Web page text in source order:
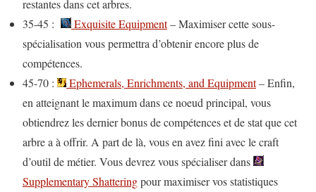
restantes dans cet arbres.
35-45 :
Exquisite Equipment– Maximiser cette sous-
spécialisation vous permettra d’obtenir encore plus de
compétences.
45-70 :
Ephemerals, Enrichments, and Equipment– Enfin,
en atteignant le maximum dans ce noeud principal, vous
obtiendrez les dernier bonus de compétences et de stat que cet
arbre a à offrir. A part de là, vous en avez fini avec le craft
d’outil de métier. Vous devrez vous spécialiser dans
Supplementary Shatteringpour maximiser vos statistiques